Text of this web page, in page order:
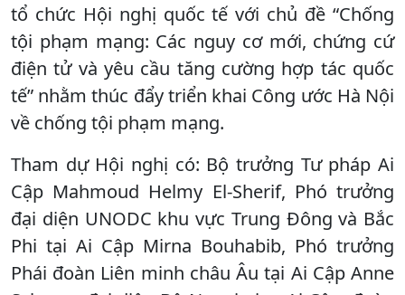
tổ chức Hội nghị quốc tế với chủ đề “Chống
tội phạm mạng: Các nguy cơ mới, chứng cứ
điện tử và yêu cầu tăng cường hợp tác quốc
tế” nhằm thúc đẩy triển khai Công ước Hà Nội
về chống tội phạm mạng.
Tham dự Hội nghị có: Bộ trưởng Tư pháp Ai
Cập Mahmoud Helmy El-Sherif, Phó trưởng
đại diện UNODC khu vực Trung Đông và Bắc
Phi tại Ai Cập Mirna Bouhabib, Phó trưởng
Phái đoàn Liên minh châu Âu tại Ai Cập Anne